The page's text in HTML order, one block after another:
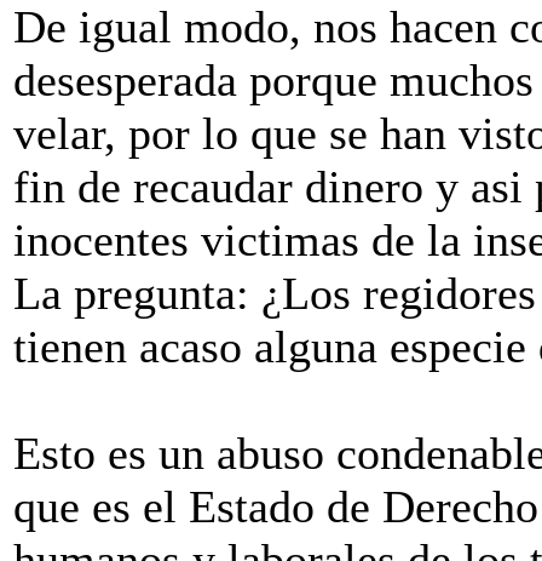
De igual modo, nos hacen
desesperada porque
velar, por lo que se han
fin de recaudar dinero y asi
inocentes victimas de la
La pregunta: ¿Los
tienen acaso alguna especie
Esto es un abuso
que es el Estado de